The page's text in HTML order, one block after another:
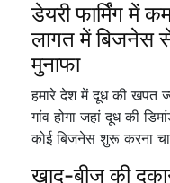
डेयरी फार्मिंग में
लागत में बिजनेस
मुनाफा
हमारे देश में दूध की खपत
गांव होगा जहां दूध की
कोई बिजनेस शुरू करना
खाद-बीज की